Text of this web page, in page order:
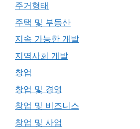
주거형태
주택 및 부동산
지속 가능한 개발
지역사회 개발
창업
창업 및 경영
창업 및 비즈니스
창업 및 사업